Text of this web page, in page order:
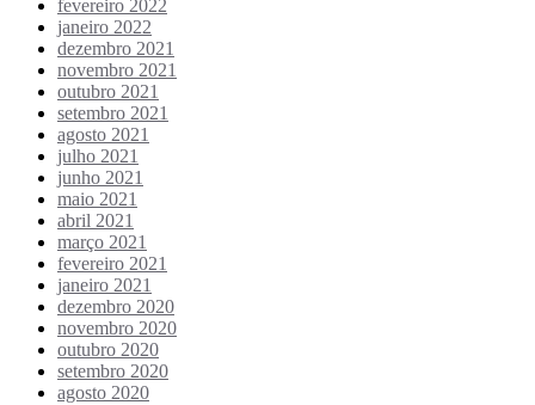
fevereiro 2022
janeiro 2022
dezembro 2021
novembro 2021
outubro 2021
setembro 2021
agosto 2021
julho 2021
junho 2021
maio 2021
abril 2021
março 2021
fevereiro 2021
janeiro 2021
dezembro 2020
novembro 2020
outubro 2020
setembro 2020
agosto 2020